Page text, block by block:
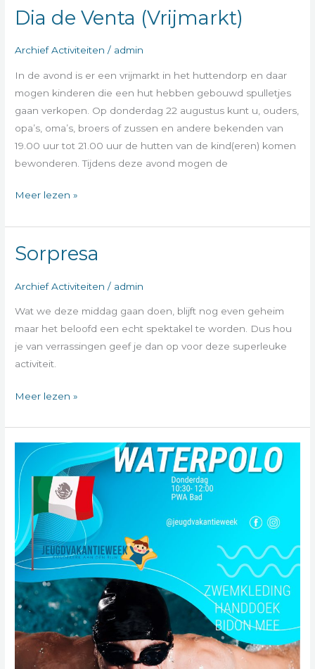
Dia de Venta (Vrijmarkt)
Archief Activiteiten / admin
In de avond is er een vrijmarkt in het huttendorp en daar
mogen kinderen die een hut hebben gebouwd spulletjes
gaan verkopen. Op donderdag 22 augustus kunt u, ouders,
opa’s, oma’s, broers of zussen en andere bekenden van
19.00 uur tot 21.00 uur de hutten van de kind(eren) komen
bewonderen. Tijdens deze avond mogen de
Meer lezen »
Sorpresa
Archief Activiteiten / admin
Wat we deze middag gaan doen, blijft nog even geheim
maar het beloofd een echt spektakel te worden. Dus hou
je van verrassingen geef je dan op voor deze superleuke
activiteit.
Sorpresa
Meer lezen »
Waterpolo
&
Waterspektakel